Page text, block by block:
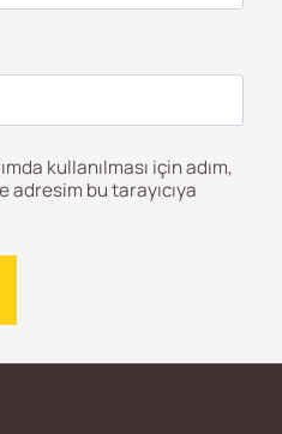
kullanılması için adım,
bu tarayıcıya